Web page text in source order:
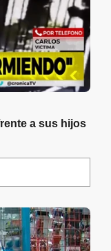
a sus hijos